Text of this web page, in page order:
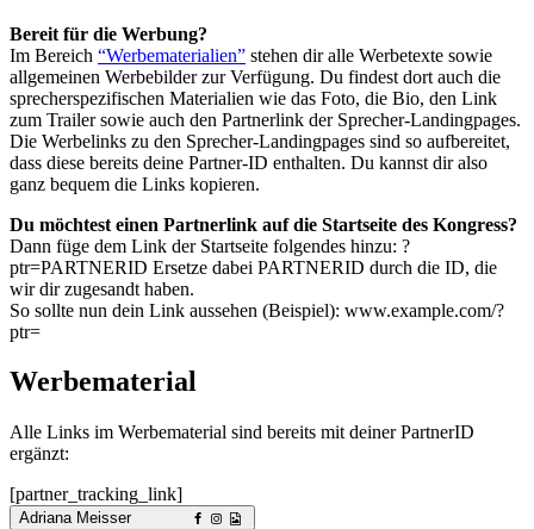
Bereit für die Werbung?
Im Bereich “Werbematerialien” stehen dir alle Werbetexte sowie
allgemeinen Werbebilder zur Verfügung. Du findest dort auch die
sprecherspezifischen Materialien wie das Foto, die Bio, den Link
zum Trailer sowie auch den Partnerlink der Sprecher-Landingpages.
Die Werbelinks zu den Sprecher-Landingpages sind so aufbereitet,
dass diese bereits deine Partner-ID enthalten. Du kannst dir also
ganz bequem die Links kopieren.
Du möchtest einen Partnerlink auf die Startseite des Kongress?
Dann füge dem Link der Startseite folgendes hinzu: ?
ptr=PARTNERID Ersetze dabei PARTNERID durch die ID, die
wir dir zugesandt haben.
So sollte nun dein Link aussehen (Beispiel): www.example.com/?
ptr=
Werbematerial
Alle Links im Werbematerial sind bereits mit deiner PartnerID
ergänzt:
[partner_tracking_link]
Adriana Meisser